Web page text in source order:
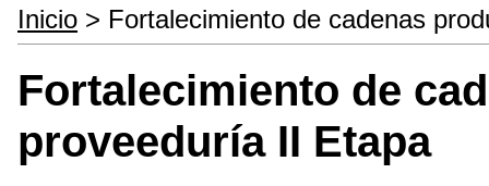
Inicio > Fortalecimiento de cadenas
Fortalecimiento de
proveeduría II Etapa